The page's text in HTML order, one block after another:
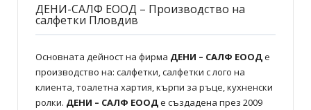
ДЕНИ-САЛФ ЕООД – Производство на
салфетки Пловдив
Основната дейност на фирма ДЕНИ – САЛФ ЕООДе
производство нa: салфетки, салфетки с лого на
клиента, тоалетна хартия, кърпи за ръце, кухненски
ролки. ДЕНИ – САЛФ ЕООДе създадена през 2009